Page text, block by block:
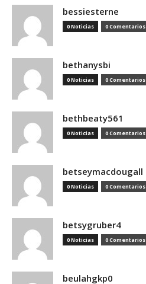
bessiesterne
0 Noticias 0 Comentarios
bethanysbi
0 Noticias 0 Comentarios
bethbeaty561
0 Noticias 0 Comentarios
betseymacdougall
0 Noticias 0 Comentarios
betsygruber4
0 Noticias 0 Comentarios
beulahgkp0